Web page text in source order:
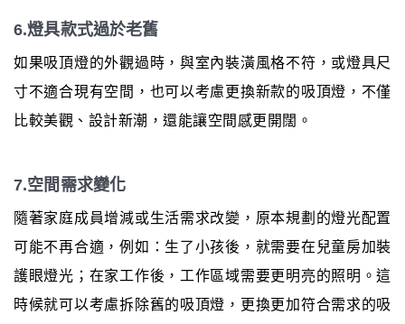
6.燈具款式過於老舊
如果吸頂燈的外觀過時，與室內裝潢風格不符，或燈具尺
寸不適合現有空間，也可以考慮更換新款的吸頂燈，不僅
比較美觀、設計新潮，還能讓空間感更開闊。
7.空間需求變化
隨著家庭成員增減或生活需求改變，原本規劃的燈光配置
可能不再合適，例如：生了小孩後，就需要在兒童房加裝
護眼燈光；在家工作後，工作區域需要更明亮的照明。這
時候就可以考慮拆除舊的吸頂燈，更換更加符合需求的吸